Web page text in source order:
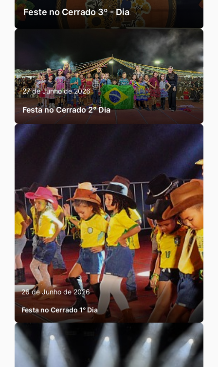
Feste no Cerrado 3º - Dia
27 de Junho de 2026
Festa no Cerrado 2° Dia
26 de Junho de 2026
Festa no Cerrado 1° Dia